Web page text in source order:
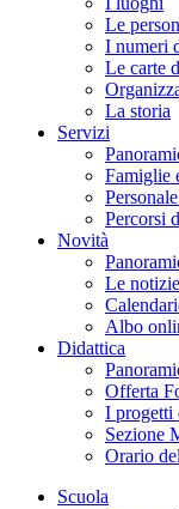
Le
I numeri
Le carte
La storia
Servizi
Famiglie
Percorsi
Novità
Le notizie
Albo
Didattica
Offerta
I progetti
Sezione
Orario
Scuola